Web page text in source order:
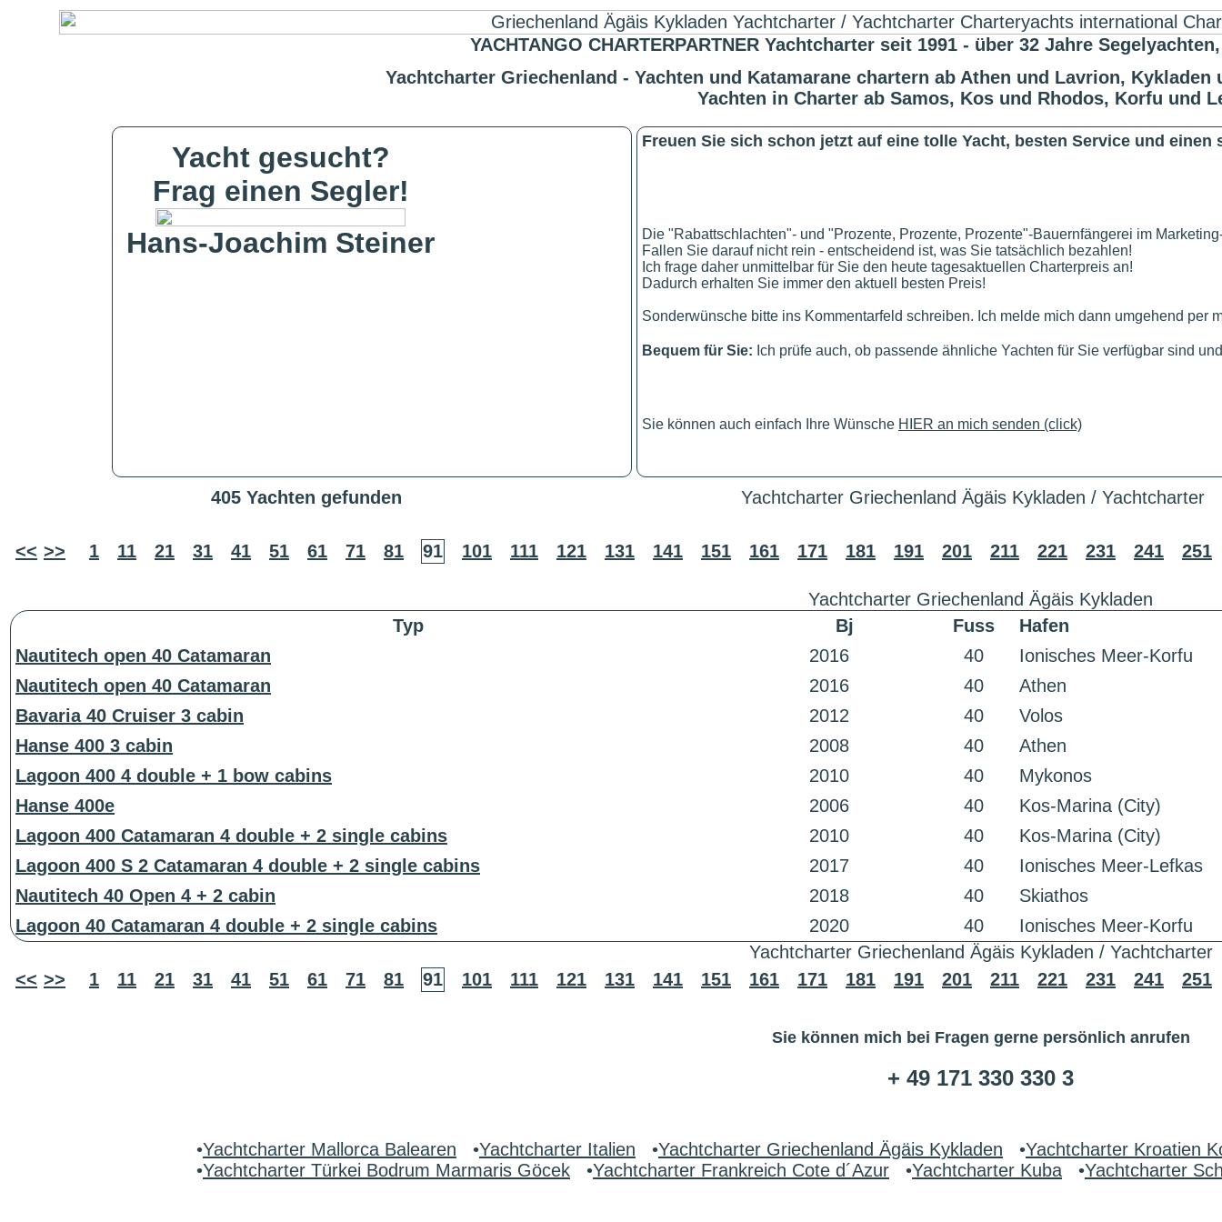
YACHTANGO CHARTERPARTNER Yachtcharter seit 1991 - über 32 Jahre
Yachtcharter Griechenland - Yachten und Katamarane chartern ab Athen und Lavrion,
Yachten in Charter ab Samos, Kos und Rhodos, Korfu und
Yacht gesucht?
Frag einen Segler!
Hans-Joachim Steiner
Freuen Sie sich schon jetzt auf eine tolle Yacht, besten Service und einen
Die "Rabattschlachten"- und "Prozente, Prozente, Prozente"-Bauernfängerei im
Fallen Sie darauf nicht rein - entscheidend ist, was Sie tatsächlich bezahlen!
Ich frage daher unmittelbar für Sie den heute tagesaktuellen Charterpreis an!
Dadurch erhalten Sie immer den aktuell besten Preis!
Sonderwünsche bitte ins Kommentarfeld schreiben. Ich melde mich dann umgehend per
Bequem für Sie: Ich prüfe auch, ob passende ähnliche Yachten für Sie verfügbar sind
Sie können auch einfach Ihre Wünsche HIER an mich senden (click)
405 Yachten gefunden Yachtcharter Griechenland Ägäis Kykladen / Yachtcharter
<< >> 1 11 21 31 41 51 61 71 81 91 101 111 121 131 141 151 161 171 181 191 201 211 221 231 241 251
Yachtcharter Griechenland Ägäis Kykladen
Typ
Bj Fuss
Hafen
Nautitech open 40 Catamaran
2016 40
Ionisches Meer-Korfu
Nautitech open 40 Catamaran
2016 40
Athen
Bavaria 40 Cruiser 3 cabin
2012 40
Volos
Hanse 400 3 cabin
2008 40
Athen
Lagoon 400 4 double + 1 bow cabins
2010 40
Mykonos
Hanse 400e
2006 40
Kos-Marina (City)
Lagoon 400 Catamaran 4 double + 2 single cabins
2010 40
Kos-Marina (City)
Lagoon 400 S 2 Catamaran 4 double + 2 single cabins
2017 40
Ionisches Meer-Lefkas
Nautitech 40 Open 4 + 2 cabin
2018 40
Skiathos
Lagoon 40 Catamaran 4 double + 2 single cabins
2020 40
Ionisches Meer-Korfu
Yachtcharter Griechenland Ägäis Kykladen / Yachtcharter
<< >> 1 11 21 31 41 51 61 71 81 91 101 111 121 131 141 151 161 171 181 191 201 211 221 231 241 251
Sie können mich bei Fragen gerne persönlich anrufen
+ 49 171 330 330 3
•Yachtcharter Mallorca Balearen •Yachtcharter Italien •Yachtcharter Griechenland Ägäis Kykladen •Yachtcharter Kroatien
•Yachtcharter Türkei Bodrum Marmaris Göcek •Yachtcharter Frankreich Cote d´Azur •Yachtcharter Kuba •Yachtcharter